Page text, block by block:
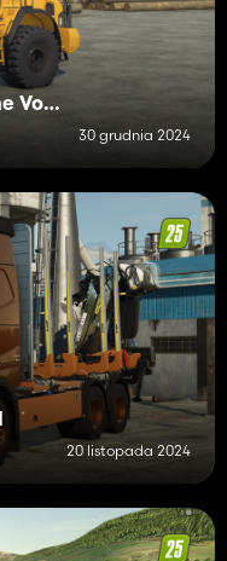
Chwytak Millyard/Edytowane Volvo l180H
30 grudnia 2024
20 listopada 2024